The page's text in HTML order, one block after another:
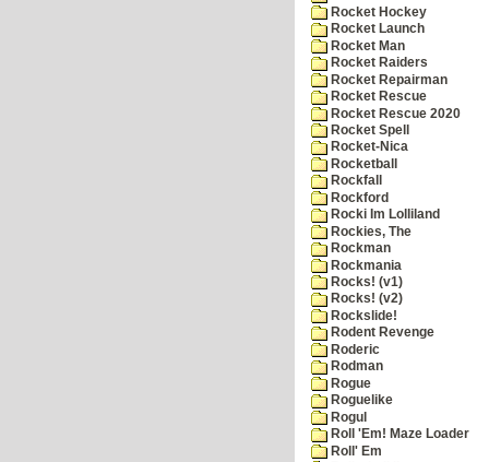
Rocket Hockey
Rocket Launch
Rocket Man
Rocket Raiders
Rocket Repairman
Rocket Rescue
Rocket Rescue 2020
Rocket Spell
Rocket-Nica
Rocketball
Rockfall
Rockford
Rocki Im Lolliland
Rockies, The
Rockman
Rockmania
Rocks! (v1)
Rocks! (v2)
Rockslide!
Rodent Revenge
Roderic
Rodman
Rogue
Roguelike
Rogul
Roll 'Em! Maze Loader
Roll' Em